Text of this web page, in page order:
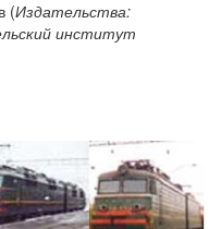
(Издательства:
институт